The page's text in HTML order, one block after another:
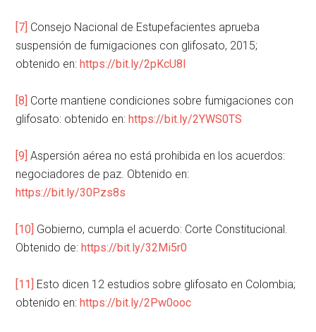
[7] Consejo Nacional de Estupefacientes aprueba
suspensión de fumigaciones con glifosato, 2015;
obtenido en: https://bit.ly/2pKcU8I
[8] Corte mantiene condiciones sobre fumigaciones con
glifosato: obtenido en: https://bit.ly/2YWS0TS
[9] Aspersión aérea no está prohibida en los acuerdos:
negociadores de paz. Obtenido en:
https://bit.ly/30Pzs8s
[10] Gobierno, cumpla el acuerdo: Corte Constitucional.
Obtenido de: https://bit.ly/32Mi5r0
[11]
Esto dicen 12 estudios sobre glifosato en Colombia;
obtenido en: https://bit.ly/2Pw0ooc